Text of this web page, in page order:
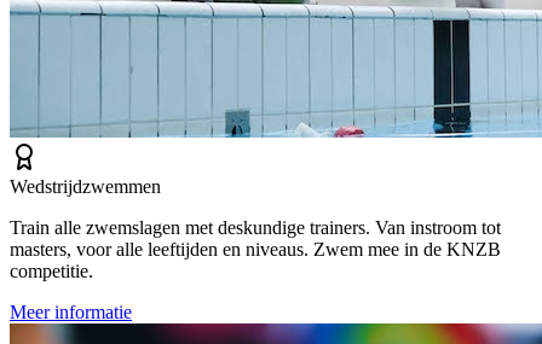
Wedstrijdzwemmen
Train alle zwemslagen met deskundige trainers. Van instroom tot
masters, voor alle leeftijden en niveaus. Zwem mee in de KNZB
competitie.
Meer informatie